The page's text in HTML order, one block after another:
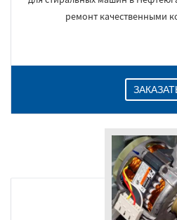
ремонт качественными